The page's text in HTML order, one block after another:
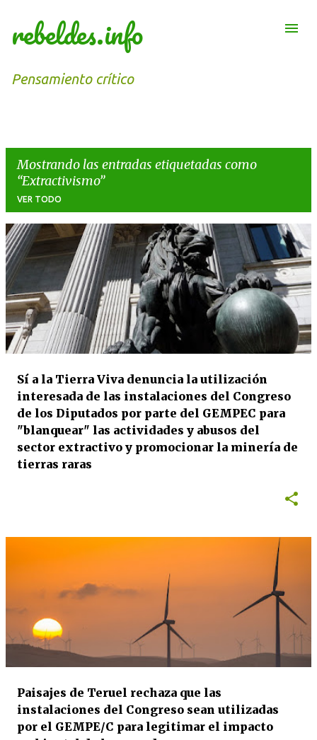
Ir al contenido principal
rebeldes.info
Pensamiento crítico
Mostrando las entradas etiquetadas como
Extractivismo
VER TODO
E
n
t
r
a
d
Sí a la Tierra Viva denuncia la utilización
interesada de las instalaciones del Congreso
de los Diputados por parte del GEMPEC para
"blanquear" las actividades y abusos del
sector extractivo y promocionar la minería de
tierras raras
Paisajes de Teruel rechaza que las
instalaciones del Congreso sean utilizadas
por el GEMPE/C para legitimar el impacto